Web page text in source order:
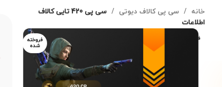
خانه سی پی کالاف دیوتی
سی پی 420 تایی کالاف
اطلاعات
فروخته
فروخته
شده